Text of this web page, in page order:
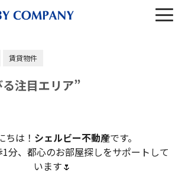
間 10:00～22:00（なし定休）
メールでのお問い合わせ
賃貸物件
注目エリア”
ちは！ シェルビー不動産です。
分、都心のお部屋探しをサポートして
います🌷